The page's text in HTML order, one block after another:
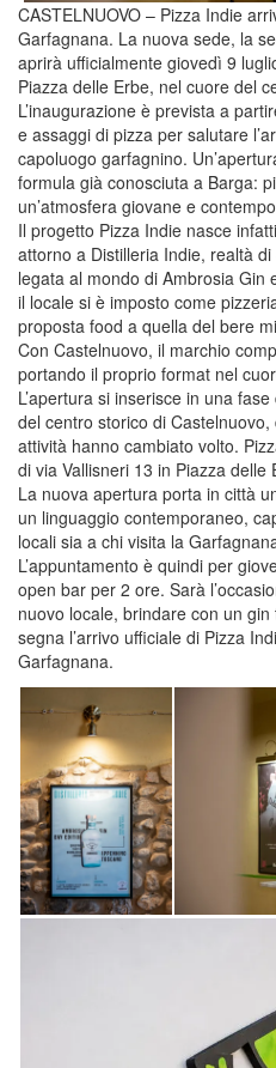
CASTELNUOVO – Pizza Indie
Garfagnana. La nuova sede, la
aprirà ufficialmente giovedì 9
Piazza delle Erbe, nel cuore del
L’inaugurazione è prevista a
e assaggi di pizza per salutare
capoluogo garfagnino.
formula già conosciuta a Barga:
un’atmosfera giovane e
Il progetto Pizza Indie nasce
attorno a Distilleria Indie, realtà
legata al mondo di Ambrosia Gin
il locale si è imposto come
proposta food a quella del bere
Con Castelnuovo, il marchio
portando il proprio format nel
L’apertura si inserisce in una
del centro storico di
attività hanno cambiato volto.
di via Vallisneri 13 in Piazza delle
La nuova apertura porta in città
un linguaggio contemporaneo,
locali sia a chi visita la
L’appuntamento è quindi per
open bar per 2 ore. Sarà
nuovo locale, brindare con un
segna l’arrivo ufficiale di Pizza
Garfagnana.